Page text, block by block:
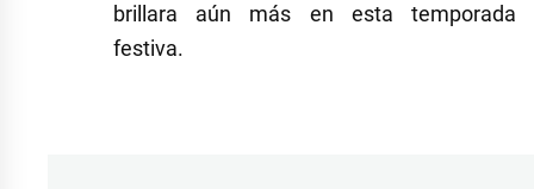
brillara aún más en esta temporada
festiva.